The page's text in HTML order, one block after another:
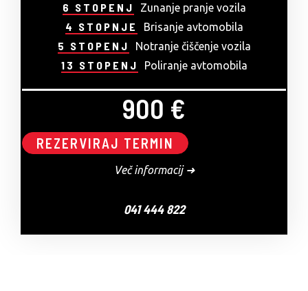
6 STOPENJ Zunanje pranje vozila
4 STOPNJE Brisanje avtomobila
5 STOPENJ Notranje čiščenje vozila
13 STOPENJ Poliranje avtomobila
900 €
REZERVIRAJ TERMIN
Več informacij ➜
041 444 822